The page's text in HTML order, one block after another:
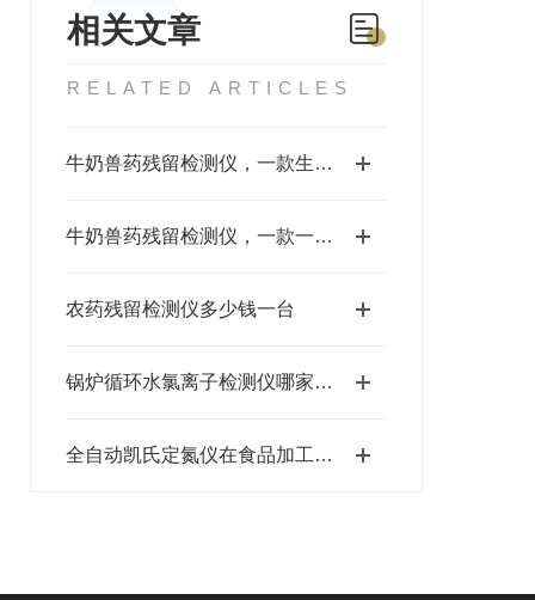
相关文章
RELATED ARTICLES
牛奶兽药残留检测仪，一款生意盎然的检测仪器#2022已更新
牛奶兽药残留检测仪，一款一心一意的检测仪器#2022已更新
农药残留检测仪多少钱一台
锅炉循环水氯离子检测仪哪家好？防管道腐蚀专用推荐山东三体仪器
全自动凯氏定氮仪在食品加工行业的应用